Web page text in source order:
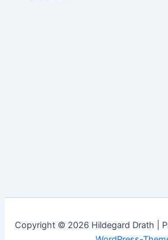
Copyright © 2026 Hildegard Drath |